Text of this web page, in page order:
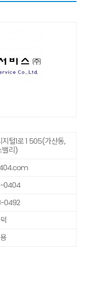
털1로 1 505(가산동,
밸리)
0404
0492